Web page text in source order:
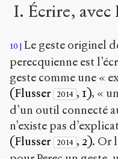
I. Écrire, avec
10
Le geste originel
perecquienne est
geste comme une «
(Flusser 2014 , 1), «
d’un outil connecté
n’existe pas
(Flusser 2014 , 2). Or